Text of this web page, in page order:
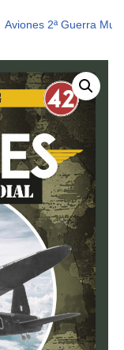
Aviones 2ª Guerra